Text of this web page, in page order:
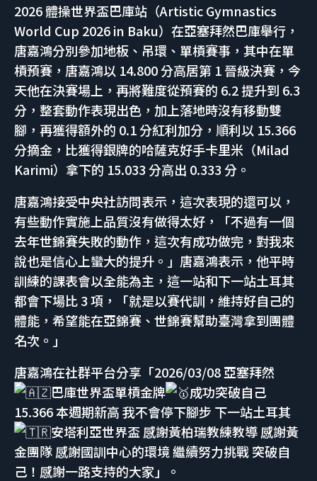
2026 體操世界盃巴庫站（Artistic Gymnastics
World Cup 2026 in Baku）在亞塞拜然巴庫舉行，
唐嘉鴻分別參加地板、吊環、單槓賽事，其中在單
槓預賽，唐嘉鴻以 14.800 分高居第 1 晉級決賽，今
天他在決賽場上，再將難度從預賽的 6.2 提升到 6.3
分，整套動作表現出色，加上落地時沒有移動雙
腳，再獲得額外的 0.1 分紅利加分，順利以 15.366
分摘金，比獲得銀牌的哈薩克好手卡里米（Milad
Karimi）拿下的 15.033 分高出 0.333 分。
唐嘉鴻接受中央社訪問表示，這次表現的還可以，
有些動作實施上品質沒有做得太好，「不過有一個
去年世錦賽失敗的動作，這次有成功做完，對我來
說也是信心上蠻大的提升。」唐嘉鴻表示，他平時
訓練的課表會以全能為主，這一站和下一站土耳其
都會下場比 3 項，「就是以賽代訓，維持好自己的
體能，希望能在亞錦賽、世錦賽幫助臺灣拿到團體
名次。」
唐嘉鴻在社群平台分享「2026/03/08 亞塞拜然
巴庫世界盃單槓金牌
成功突破自己
15.366 本週期新高 我不會停下腳步 下一站土耳其
安塔利亞世界盃 感謝黃柏瑞教練教導 感謝黃
金團隊 感謝國訓中心的環境 繼續努力挑戰 突破自
己！感謝一路支持的大家」。